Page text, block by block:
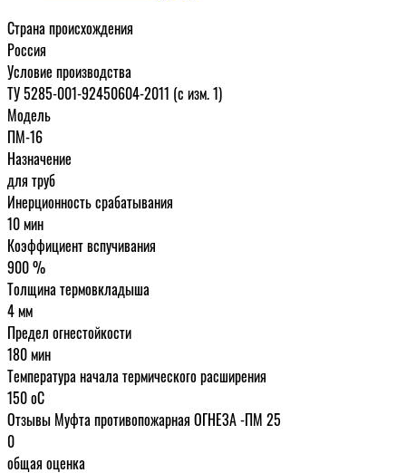
Страна происхождения
Россия
Условие производства
ТУ 5285-001-92450604-2011 (с изм. 1)
Модель
ПМ-16
Назначение
для труб
Инерционность срабатывания
10 мин
Коэффициент вспучивания
900 %
Толщина термовкладыша
4 мм
Предел огнестойкости
180 мин
Температура начала термического расширения
150 oC
Отзывы Муфта противопожарная ОГНЕЗА -ПМ 25
0
общая оценка